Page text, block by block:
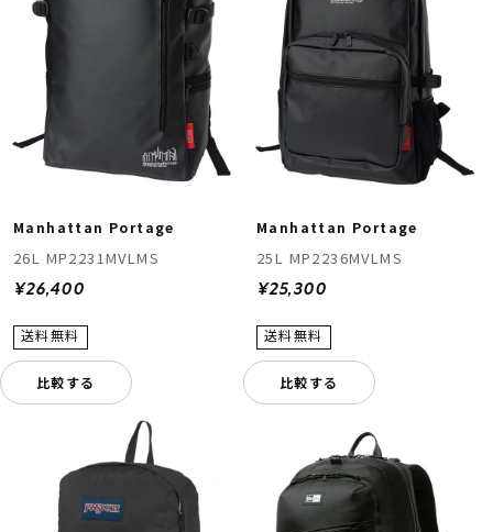
Manhattan Portage
26L MP2231MVLMS
¥26,400
比較する
Manhattan Portage
25L MP2236MVLMS
¥25,300
比較する